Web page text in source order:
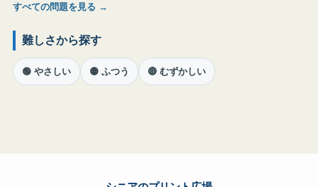
すべての問題を見る →
難しさから探す
🟢 やさしい 🟡 ふつう 🔴 むずかしい